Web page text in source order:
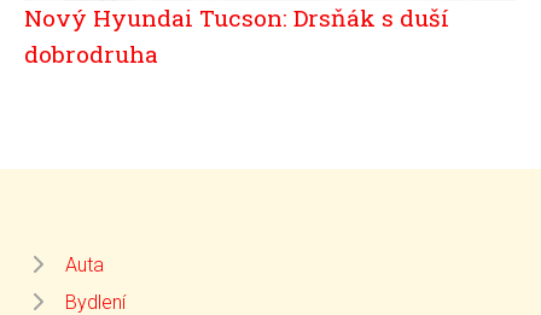
Nový Hyundai Tucson: Drsňák s duší
dobrodruha
Auta
Bydlení